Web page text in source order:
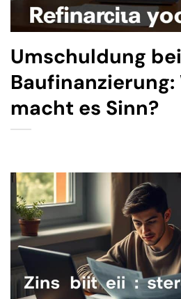
Umschuldung
Baufinanzierung:
macht es Sinn?